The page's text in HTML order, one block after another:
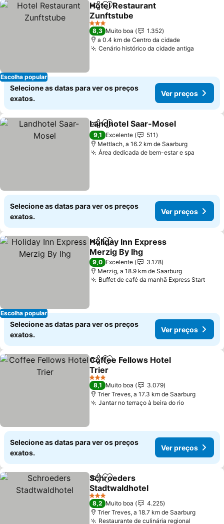
Escolha popular
PartilharAdicionar aos favoritos
Hotel Restaurant
Zunftstube
3 Estrelas
8,3 Muito boa
1.352
a 0.4 km de Centro da cidade
Cenário histórico da cidade antiga
Selecione as datas para ver os preços
exatos.
Ver preços
PartilharAdicionar aos favoritos
Landhotel Saar-Mosel
9,1 Excelente
511
Mettlach, a 16.2 km de Saarburg
Área dedicada de bem-estar e spa
Selecione as datas para ver os preços
exatos.
Ver preços
Escolha popular
PartilharAdicionar aos favoritos
Holiday Inn Express
Merzig By Ihg
9,0 Excelente
3.178
Merzig, a 18.9 km de Saarburg
Buffet de café da manhã Express Start
Selecione as datas para ver os preços
exatos.
Ver preços
PartilharAdicionar aos favoritos
Coffee Fellows Hotel
Trier
3 Estrelas
8,1 Muito boa
3.079
Trier Treves, a 17.3 km de Saarburg
Jantar no terraço à beira do rio
Selecione as datas para ver os preços
exatos.
Ver preços
PartilharAdicionar aos favoritos
Schroeders
Stadtwaldhotel
3 Estrelas
8,2 Muito boa
4.225
Trier Treves, a 18.7 km de Saarburg
Restaurante de culinária regional